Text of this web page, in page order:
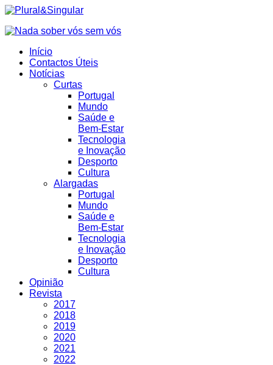
Início
Contactos Úteis
Notícias
Curtas
Portugal
Mundo
Saúde e
Bem-Estar
Tecnologia
e Inovação
Desporto
Cultura
Alargadas
Portugal
Mundo
Saúde e
Bem-Estar
Tecnologia
e Inovação
Desporto
Cultura
Opinião
Revista
2017
2018
2019
2020
2021
2022